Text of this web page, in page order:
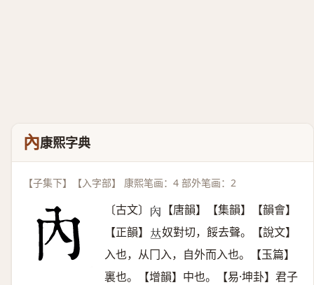
內康熙字典
【子集下】【入字部】 康熙笔画：4 部外笔画：2
〔古文〕 𡗠
【唐韻】【集韻】【韻會】
【正韻】 𠀤奴對切，餒去聲。【說文】
入也，从冂入，自外而入也。【玉篇】
裏也。【增韻】中也。【易·坤卦】君子